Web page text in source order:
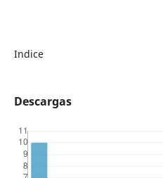
Indice
Descargas